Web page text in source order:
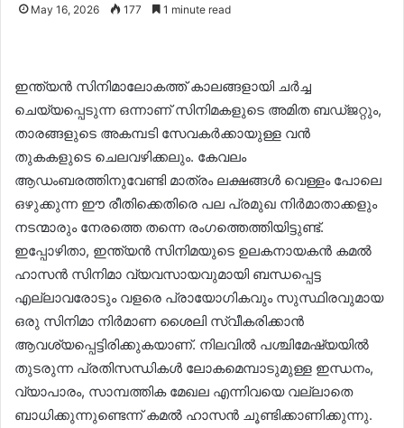
May 16, 2026 177 1 minute read
ഇന്ത്യൻ സിനിമാലോകത്ത് കാലങ്ങളായി ചർച്ച
ചെയ്യപ്പെടുന്ന ഒന്നാണ് സിനിമകളുടെ അമിത ബഡ്ജറ്റും,
താരങ്ങളുടെ അകമ്പടി സേവകർക്കായുള്ള വൻ
തുകകളുടെ ചെലവഴിക്കലും. കേവലം
ആഡംബരത്തിനുവേണ്ടി മാത്രം ലക്ഷങ്ങൾ വെള്ളം പോലെ
ഒഴുക്കുന്ന ഈ രീതിക്കെതിരെ പല പ്രമുഖ നിർമാതാക്കളും
നടന്മാരും നേരത്തെ തന്നെ രംഗത്തെത്തിയിട്ടുണ്ട്.
ഇപ്പോഴിതാ, ഇന്ത്യൻ സിനിമയുടെ ഉലകനായകൻ കമൽ
ഹാസൻ സിനിമാ വ്യവസായവുമായി ബന്ധപ്പെട്ട
എല്ലാവരോടും വളരെ പ്രായോഗികവും സുസ്ഥിരവുമായ
ഒരു സിനിമാ നിർമാണ ശൈലി സ്വീകരിക്കാൻ
ആവശ്യപ്പെട്ടിരിക്കുകയാണ്. നിലവിൽ പശ്ചിമേഷ്യയിൽ
തുടരുന്ന പ്രതിസന്ധികൾ ലോകമെമ്പാടുമുള്ള ഇന്ധനം,
വ്യാപാരം, സാമ്പത്തിക മേഖല എന്നിവയെ വല്ലാതെ
ബാധിക്കുന്നുണ്ടെന്ന് കമൽ ഹാസൻ ചൂണ്ടിക്കാണിക്കുന്നു.